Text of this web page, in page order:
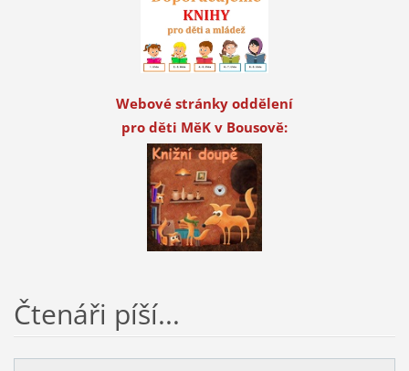
Webové stránky oddělení
pro děti MěK v Bousově:
Čtenáři píší...